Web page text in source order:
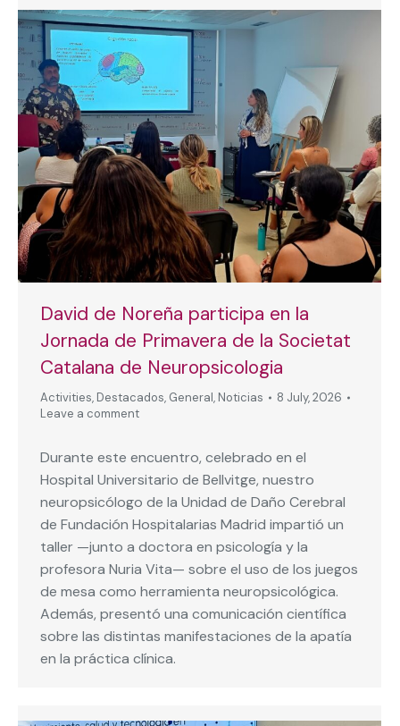
David de Noreña participa en la
Jornada de Primavera de la Societat
Catalana de Neuropsicologia
Activities, Destacados, General, Noticias
8 July, 2026
Leave a comment
Durante este encuentro, celebrado en el
Hospital Universitario de Bellvitge, nuestro
neuropsicólogo de la Unidad de Daño Cerebral
de Fundación Hospitalarias Madrid impartió un
taller —junto a doctora en psicología y la
profesora Nuria Vita— sobre el uso de los juegos
de mesa como herramienta neuropsicológica.
Además, presentó una comunicación científica
sobre las distintas manifestaciones de la apatía
en la práctica clínica.